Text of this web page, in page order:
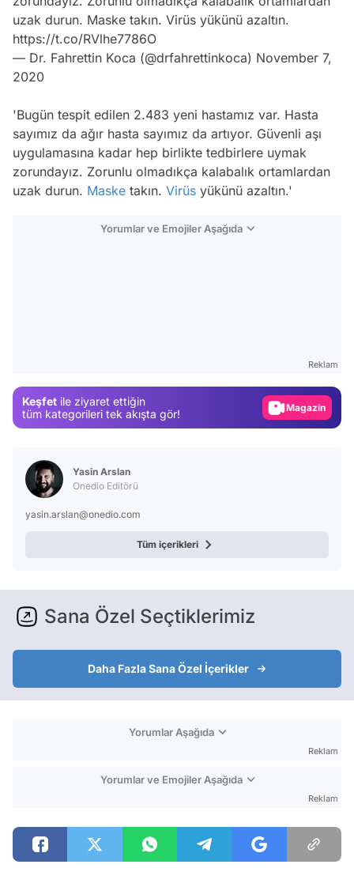
uzak durun. Maske takın. Virüs yükünü azaltın.
https://t.co/RVlhe7786O
— Dr. Fahrettin Koca (@drfahrettinkoca) November 7,
2020
'Bugün tespit edilen 2.483 yeni hastamız var. Hasta
sayımız da ağır hasta sayımız da artıyor. Güvenli aşı
uygulamasına kadar hep birlikte tedbirlere uymak
zorundayız. Zorunlu olmadıkça kalabalık ortamlardan
uzak durun. Maske takın. Virüs yükünü azaltın.'
Yorumlar ve Emojiler Aşağıda
Reklam
Keşfet ile ziyaret ettiğin
tüm kategorileri tek akışta gör!
Gündem
Magazin
Video
Yasin Arslan
Onedio Editörü
yasin.arslan@onedio.com
Tüm içerikleri
Sana Özel Seçtiklerimiz
Daha Fazla Sana Özel İçerikler
Yorumlar Aşağıda
Reklam
Yorumlar ve Emojiler Aşağıda
Reklam